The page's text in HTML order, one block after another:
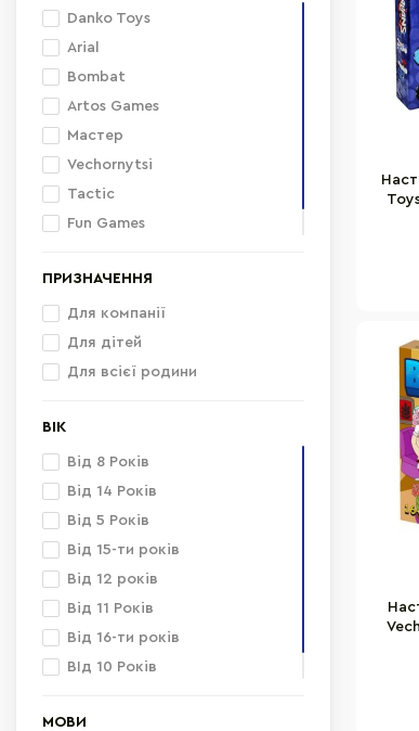
Danko Toys
Arial
Bombat
Artos Games
Мастер
Vechornytsi
Tactic
Fun Games
ПРИЗНАЧЕННЯ
Для компанії
Для дітей
Для всієї родини
ВІК
Від 8 Років
Від 14 Років
Від 5 Років
Від 15-ти років
Від 12 років
Від 11 Років
Від 16-ти років
ВІд 10 Років
МОВИ